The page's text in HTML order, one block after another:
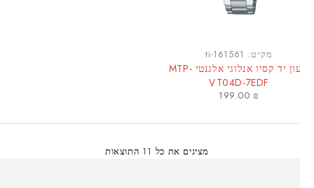
מק״ט:ti-161561
שעון יד קסיו אנלוגי אלגנטי MTP-
VT04D-7EDF
199.00
מציגים את כל ⁦11⁩ התוצאות